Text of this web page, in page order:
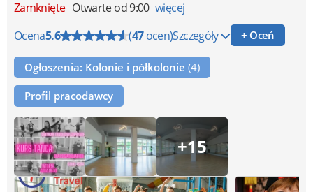
Zamknięte Otwarte od 9:00 więcej
Ocena5.6 (47ocen)Szczegóły + Oceń
Ogłoszenia: Kolonie i półkolonie (4)
Profil pracodawcy
+15